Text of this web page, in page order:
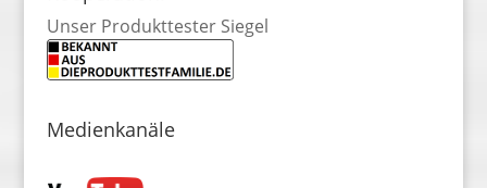
Unser Produkttester Siegel
Medienkanäle